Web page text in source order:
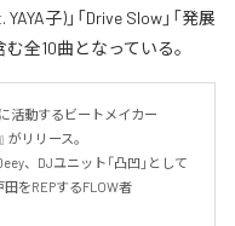
子)」「Drive Slow」「発展
む全10曲となっている。
活動するビートメイカー
がリリース。
、DJユニット「凸凹」として
をREPするFLOW者